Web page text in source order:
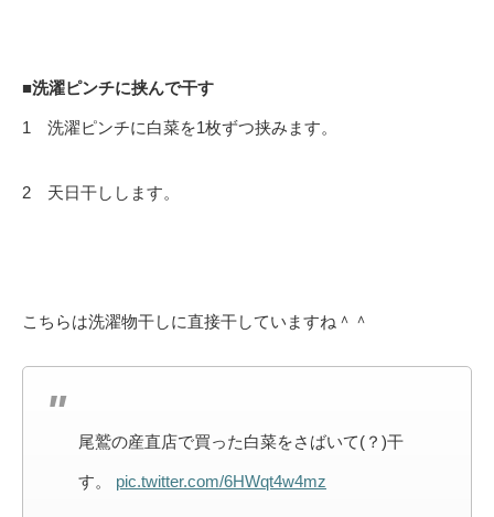
■洗濯ピンチに挟んで干す
1 洗濯ピンチに白菜を1枚ずつ挟みます。
2 天日干しします。
こちらは洗濯物干しに直接干していますね＾＾
尾鷲の産直店で買った白菜をさばいて(？)干
す。 pic.twitter.com/6HWqt4w4mz